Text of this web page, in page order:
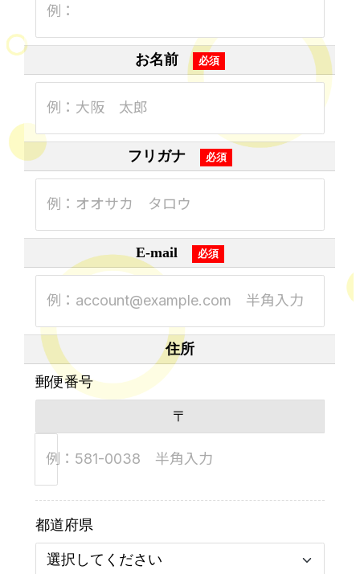
例：
お名前
例：大阪 太郎
フリガナ
例：オオサカ タロウ
E-mail
例：account@example.com 半角入力
住所
郵便番号
〒
例：581-0038 半角入力
都道府県